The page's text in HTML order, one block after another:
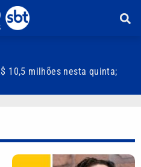
10,5 milhões nesta quinta;